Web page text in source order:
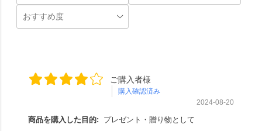
ご購入者様
購入確認済み
2024-08-20
商品を購入した目的:
プレゼント・贈り物として